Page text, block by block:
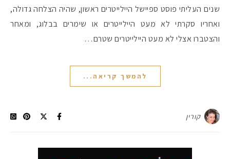
שנים העליתי פוסט ספיישל היילייטרים ראשון, שהיה הצלחה גדולה,
ואחריו סקרתי לא מעט היילייטרים או שימרים בבלוג, ומאחר
והצטברו אצלי לא מעט היילייטרים שטרם…
להמשך קריאה...
קורין